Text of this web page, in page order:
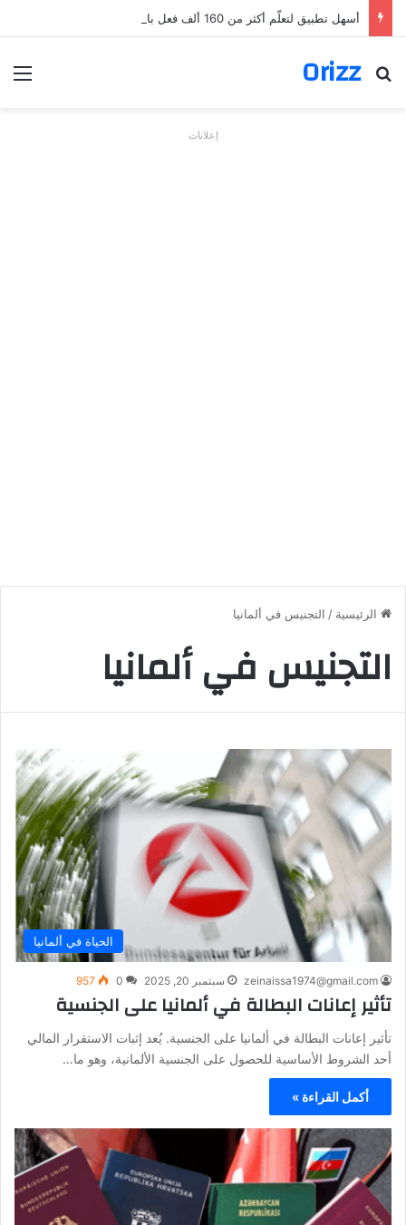
أسهل تطبيق لتعلّم أكثر من 160 ألف فعل بالألمانية
Orizz
بحث عن
إعلانات
الرئيسية / التجنيس في ألمانيا
التجنيس في ألمانيا
الحياة في ألمانيا
zeinaissa1974@gmail.com سبتمبر 20, 2025 0
957
تأثير إعانات البطالة في ألمانيا على الجنسية
تأثير إعانات البطالة في ألمانيا على الجنسية. يُعد إثبات الاستقرار المالي
أحد الشروط الأساسية للحصول على الجنسية الألمانية، وهو ما…
أكمل القراءة »